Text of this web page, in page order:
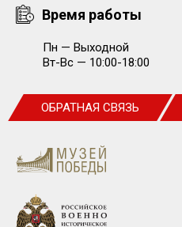
Время работы
Пн — Выходной
Вт-Вс — 10:00-18:00
ОБРАТНАЯ СВЯЗЬ